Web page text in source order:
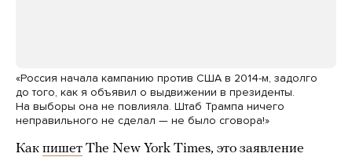
«Россия начала кампанию против США в 2014-м, задолго
до того, как я объявил о выдвижении в президенты.
На выборы она не повлияла. Штаб Трампа ничего
неправильного не сделал — не было сговора!»
Как пишет The New York Times, это заявление